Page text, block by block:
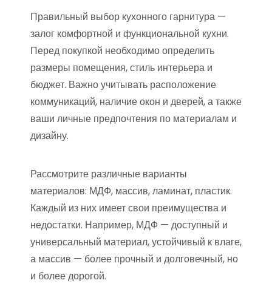
Правильный выбор кухонного гарнитура —
залог комфортной и функциональной кухни.
Перед покупкой необходимо определить
размеры помещения, стиль интерьера и
бюджет. Важно учитывать расположение
коммуникаций, наличие окон и дверей, а также
ваши личные предпочтения по материалам и
дизайну.
Рассмотрите различные варианты
материалов: МДФ, массив, ламинат, пластик.
Каждый из них имеет свои преимущества и
недостатки. Например, МДФ — доступный и
универсальный материал, устойчивый к влаге,
а массив — более прочный и долговечный, но
и более дорогой.